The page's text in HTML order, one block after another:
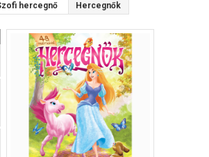
hercegnő Hercegnők